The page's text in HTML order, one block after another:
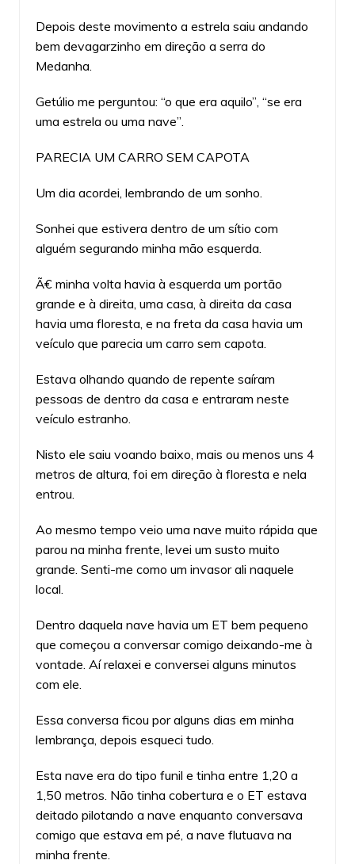
Depois deste movimento a estrela saiu andando
bem devagarzinho em direção a serra do
Medanha.
Getúlio me perguntou: “o que era aquilo”, “se era
uma estrela ou uma nave”.
PARECIA UM CARRO SEM CAPOTA
Um dia acordei, lembrando de um sonho.
Sonhei que estivera dentro de um sítio com
alguém segurando minha mão esquerda.
Ã€ minha volta havia à esquerda um portão
grande e à direita, uma casa, à direita da casa
havia uma floresta, e na freta da casa havia um
veículo que parecia um carro sem capota.
Estava olhando quando de repente saíram
pessoas de dentro da casa e entraram neste
veículo estranho.
Nisto ele saiu voando baixo, mais ou menos uns 4
metros de altura, foi em direção à floresta e nela
entrou.
Ao mesmo tempo veio uma nave muito rápida que
parou na minha frente, levei um susto muito
grande. Senti-me como um invasor ali naquele
local.
Dentro daquela nave havia um ET bem pequeno
que começou a conversar comigo deixando-me à
vontade. Aí relaxei e conversei alguns minutos
com ele.
Essa conversa ficou por alguns dias em minha
lembrança, depois esqueci tudo.
Esta nave era do tipo funil e tinha entre 1,20 a
1,50 metros. Não tinha cobertura e o ET estava
deitado pilotando a nave enquanto conversava
comigo que estava em pé, a nave flutuava na
minha frente.